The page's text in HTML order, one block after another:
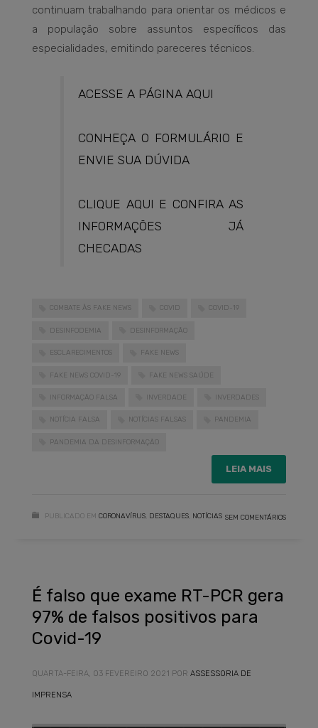
continuam trabalhando para orientar os médicos e
a população sobre assuntos específicos das
especialidades, emitindo pareceres técnicos.
ACESSE A PÁGINA AQUI
CONHEÇA O FORMULÁRIO E
ENVIE SUA DÚVIDA
CLIQUE AQUI E CONFIRA AS
INFORMAÇÕES JÁ
CHECADAS
COMBATE ÀS FAKE NEWS COVID COVID-19
DESINFODEMIA DESINFORMAÇÃO
ESCLARECIMENTOS FAKE NEWS
FAKE NEWS COVID-19 FAKE NEWS SAÚDE
INFORMAÇÃO FALSA INVERDADE INVERDADES
NOTÍCIA FALSA NOTÍCIAS FALSAS PANDEMIA
PANDEMIA DA DESINFORMAÇÃO
LEIA MAIS
PUBLICADO EM CORONAVÍRUS DESTAQUES NOTÍCIAS SEM COMENTÁRIOS
É falso que exame RT-PCR gera
97% de falsos positivos para
Covid-19
QUARTA-FEIRA, 03 FEVEREIRO 2021 POR ASSESSORIA DE
IMPRENSA